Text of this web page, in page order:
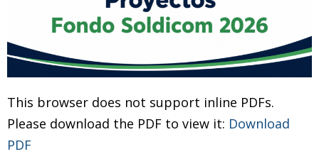
This browser does not support inline PDFs.
Please download the PDF to view it: Download
PDF